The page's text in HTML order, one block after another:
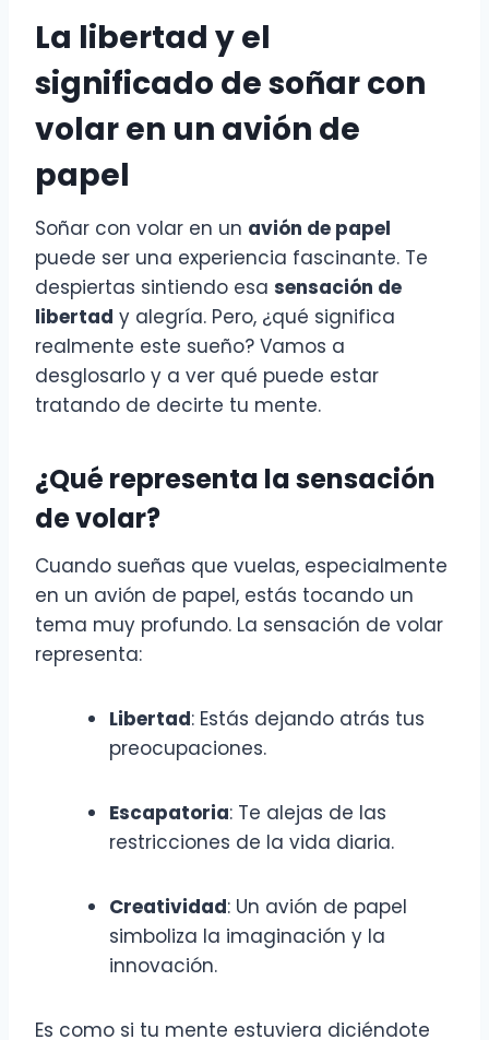
La libertad y el
significado de soñar con
volar en un avión de
papel
Soñar con volar en un avión de papel
puede ser una experiencia fascinante. Te
despiertas sintiendo esa sensación de
libertad y alegría. Pero, ¿qué significa
realmente este sueño? Vamos a
desglosarlo y a ver qué puede estar
tratando de decirte tu mente.
¿Qué representa la sensación
de volar?
Cuando sueñas que vuelas, especialmente
en un avión de papel, estás tocando un
tema muy profundo. La sensación de volar
representa:
Libertad: Estás dejando atrás tus
preocupaciones.
Escapatoria: Te alejas de las
restricciones de la vida diaria.
Creatividad: Un avión de papel
simboliza la imaginación y la
innovación.
Es como si tu mente estuviera diciéndote